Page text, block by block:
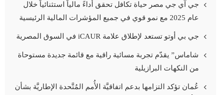
جي آي جي مصر حياة تكافل تحقق أداءً مالياً استثنائياً خلال
عام 2025 مع نمو قوي في جميع المؤشرات المالية الرئيسية
جي بي أوتو تستعد لإطلاق علامة iCAUR في السوق المصرية
شاماس” يقدّم تجربة مسائية راقية مع قائمة جديدة مستوحاة
من النكهات البرازيلية
عُمان تؤكد التزامها بدعم اتفاقيَّة الأُمم المُتَّحدة الإطاريَّة بشأن